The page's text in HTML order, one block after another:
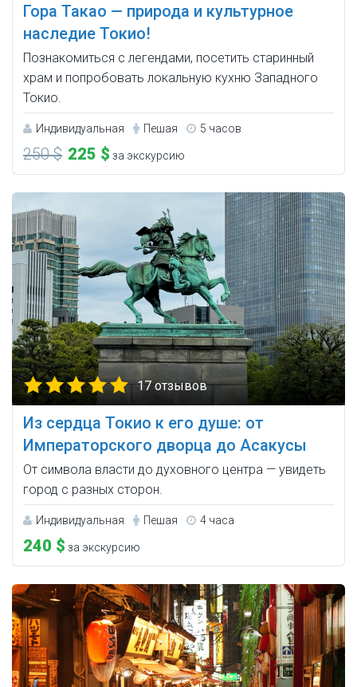
Гора Такао — природа и культурное
наследие Токио!
Познакомиться с легендами, посетить старинный
храм и попробовать локальную кухню Западного
Токио.
Индивидуальная Пешая 5 часов
250 $ 225 $ за экскурсию
17 отзывов
Из сердца Токио к его душе: от
Императорского дворца до Асакусы
От символа власти до духовного центра — увидеть
город с разных сторон.
Индивидуальная Пешая 4 часа
240 $ за экскурсию